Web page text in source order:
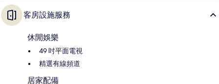
客房設施服務
休閒娛樂
49 吋平面電視
精選有線頻道
居家配備